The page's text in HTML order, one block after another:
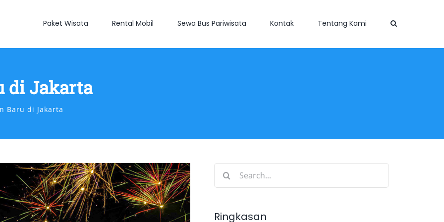
Paket Wisata Rental Mobil Sewa Bus Pariwisata Kontak Tentang Kami
di Jakarta
Baru di Jakarta
Search
Ringkasan